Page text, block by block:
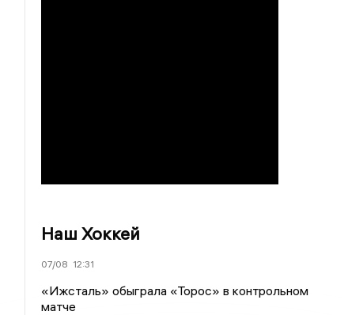
Наш Хоккей
07/08 12:31
«Ижсталь» обыграла «Торос» в контрольном
матче